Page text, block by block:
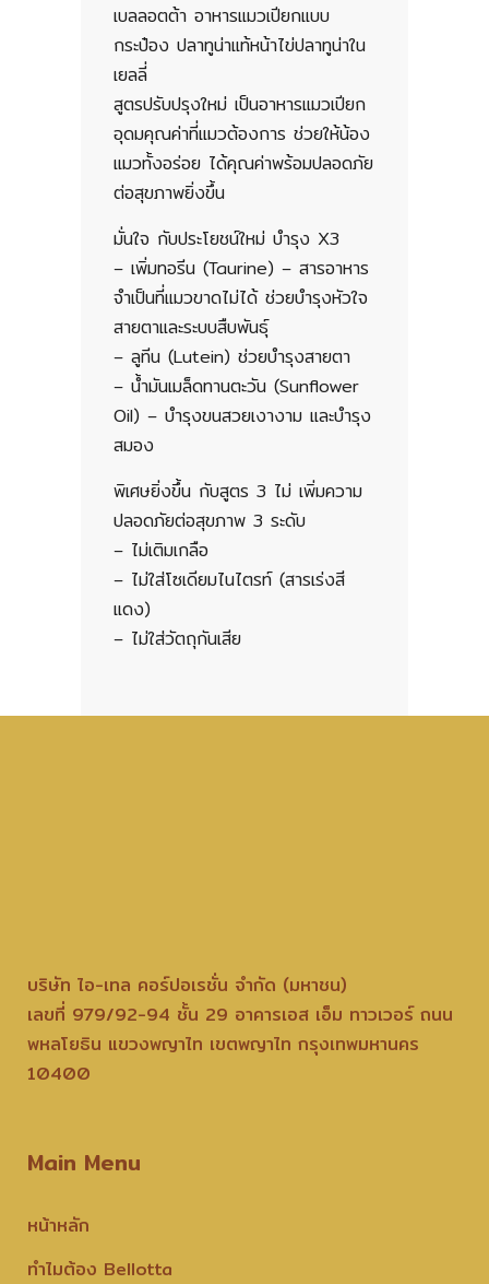
เบลลอตต้า อาหารแมวเปียกแบบ
กระป๋อง ปลาทูน่าแท้หน้าไข่ปลาทูน่าใน
เยลลี่
สูตรปรับปรุงใหม่ เป็นอาหารแมวเปียก
อุดมคุณค่าที่แมวต้องการ ช่วยให้น้อง
แมวทั้งอร่อย ได้คุณค่าพร้อมปลอดภัย
ต่อสุขภาพยิ่งขึ้น
มั่นใจ กับประโยชน์ใหม่ บำรุง X3
– เพิ่มทอรีน (Taurine) – สารอาหาร
จำเป็นที่แมวขาดไม่ได้ ช่วยบำรุงหัวใจ
สายตาและระบบสืบพันธุ์
– ลูทีน (Lutein) ช่วยบำรุงสายตา
– น้ำมันเมล็ดทานตะวัน (Sunflower
Oil) – บำรุงขนสวยเงางาม และบำรุง
สมอง
พิเศษยิ่งขึ้น กับสูตร 3 ไม่ เพิ่มความ
ปลอดภัยต่อสุขภาพ 3 ระดับ
– ไม่เติมเกลือ
– ไม่ใส่โซเดียมไนไตรท์ (สารเร่งสี
แดง)
– ไม่ใส่วัตถุกันเสีย
บริษัท ไอ-เทล คอร์ปอเรชั่น จำกัด (มหาชน)
เลขที่ 979/92-94 ชั้น 29 อาคารเอส เอ็ม ทาวเวอร์ ถนน
พหลโยธิน แขวงพญาไท เขตพญาไท กรุงเทพมหานคร
10400
Main Menu
หน้าหลัก
ทำไมต้อง Bellotta